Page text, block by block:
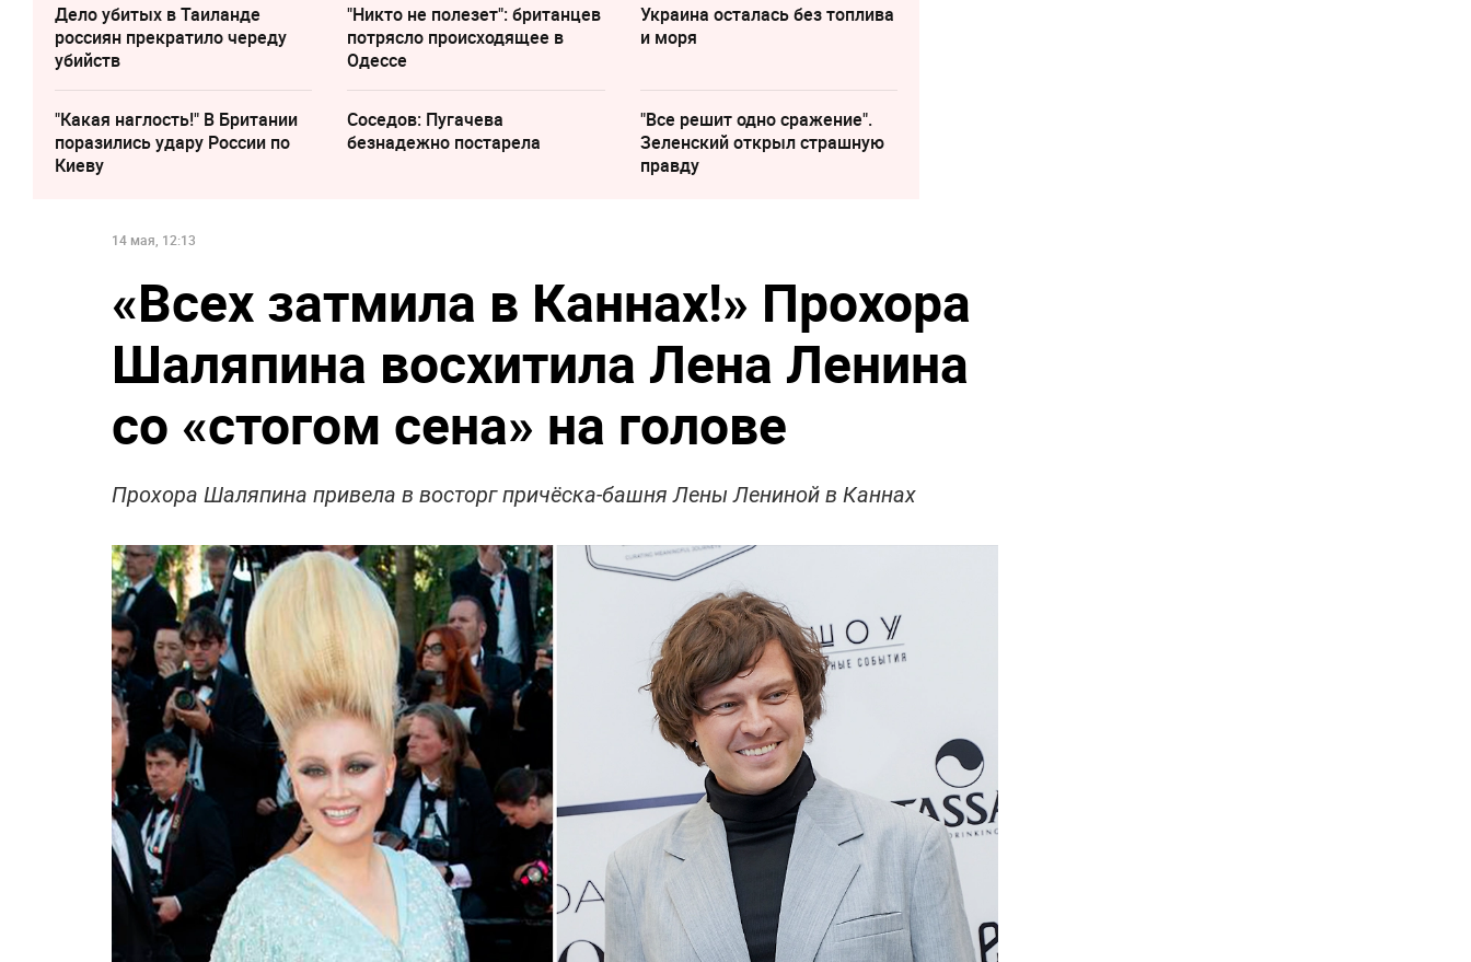
Дело убитых в Таиланде
россиян прекратило череду
убийств
"Никто не полезет": британцев
потрясло происходящее в
Одессе
Украина осталась без топлива
и моря
"Какая наглость!" В Британии
поразились удару России по
Киеву
Соседов: Пугачева
безнадежно постарела
"Все решит одно сражение".
Зеленский открыл страшную
правду
14 мая, 12:13
«‎Всех затмила в Каннах!» Прохора
Шаляпина восхитила Лена Ленина
со «‎стогом сена» на голове
Прохора Шаляпина привела в восторг причёска-башня Лены Лениной в Каннах